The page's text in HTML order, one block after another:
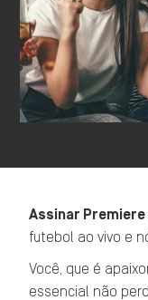
Assinar Premiere
futebol ao vivo e
Você, que é
essencial não